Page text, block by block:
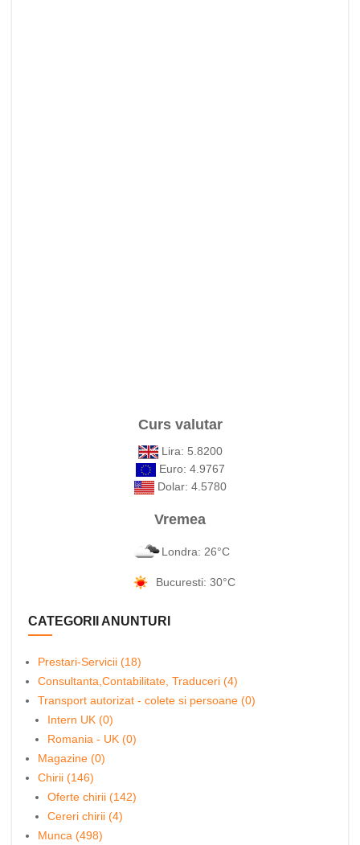
Curs valutar
Lira: 5.8200
Euro: 4.9767
Dolar: 4.5780
Vremea
Londra: 26°C
Bucuresti: 30°C
CATEGORII ANUNTURI
Prestari-Servicii (18)
Consultanta,Contabilitate, Traduceri (4)
Transport autorizat - colete si persoane (0)
Intern UK (0)
Romania - UK (0)
Magazine (0)
Chirii (146)
Oferte chirii (142)
Cereri chirii (4)
Munca (498)